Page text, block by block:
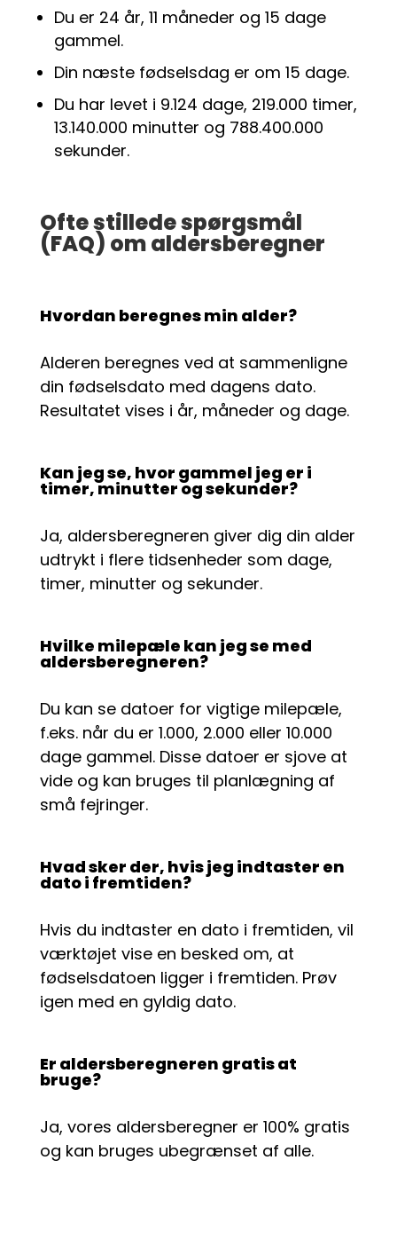
Du er 24 år, 11 måneder og 15 dage
gammel.
Din næste fødselsdag er om 15 dage.
Du har levet i 9.124 dage, 219.000 timer,
13.140.000 minutter og 788.400.000
sekunder.
Ofte stillede spørgsmål
(FAQ) om aldersberegner
Hvordan beregnes min alder?
Alderen beregnes ved at sammenligne
din fødselsdato med dagens dato.
Resultatet vises i år, måneder og dage.
Kan jeg se, hvor gammel jeg er i
timer, minutter og sekunder?
Ja, aldersberegneren giver dig din alder
udtrykt i flere tidsenheder som dage,
timer, minutter og sekunder.
Hvilke milepæle kan jeg se med
aldersberegneren?
Du kan se datoer for vigtige milepæle,
f.eks. når du er 1.000, 2.000 eller 10.000
dage gammel. Disse datoer er sjove at
vide og kan bruges til planlægning af
små fejringer.
Hvad sker der, hvis jeg indtaster en
dato i fremtiden?
Hvis du indtaster en dato i fremtiden, vil
værktøjet vise en besked om, at
fødselsdatoen ligger i fremtiden. Prøv
igen med en gyldig dato.
Er aldersberegneren gratis at
bruge?
Ja, vores aldersberegner er 100% gratis
og kan bruges ubegrænset af alle.